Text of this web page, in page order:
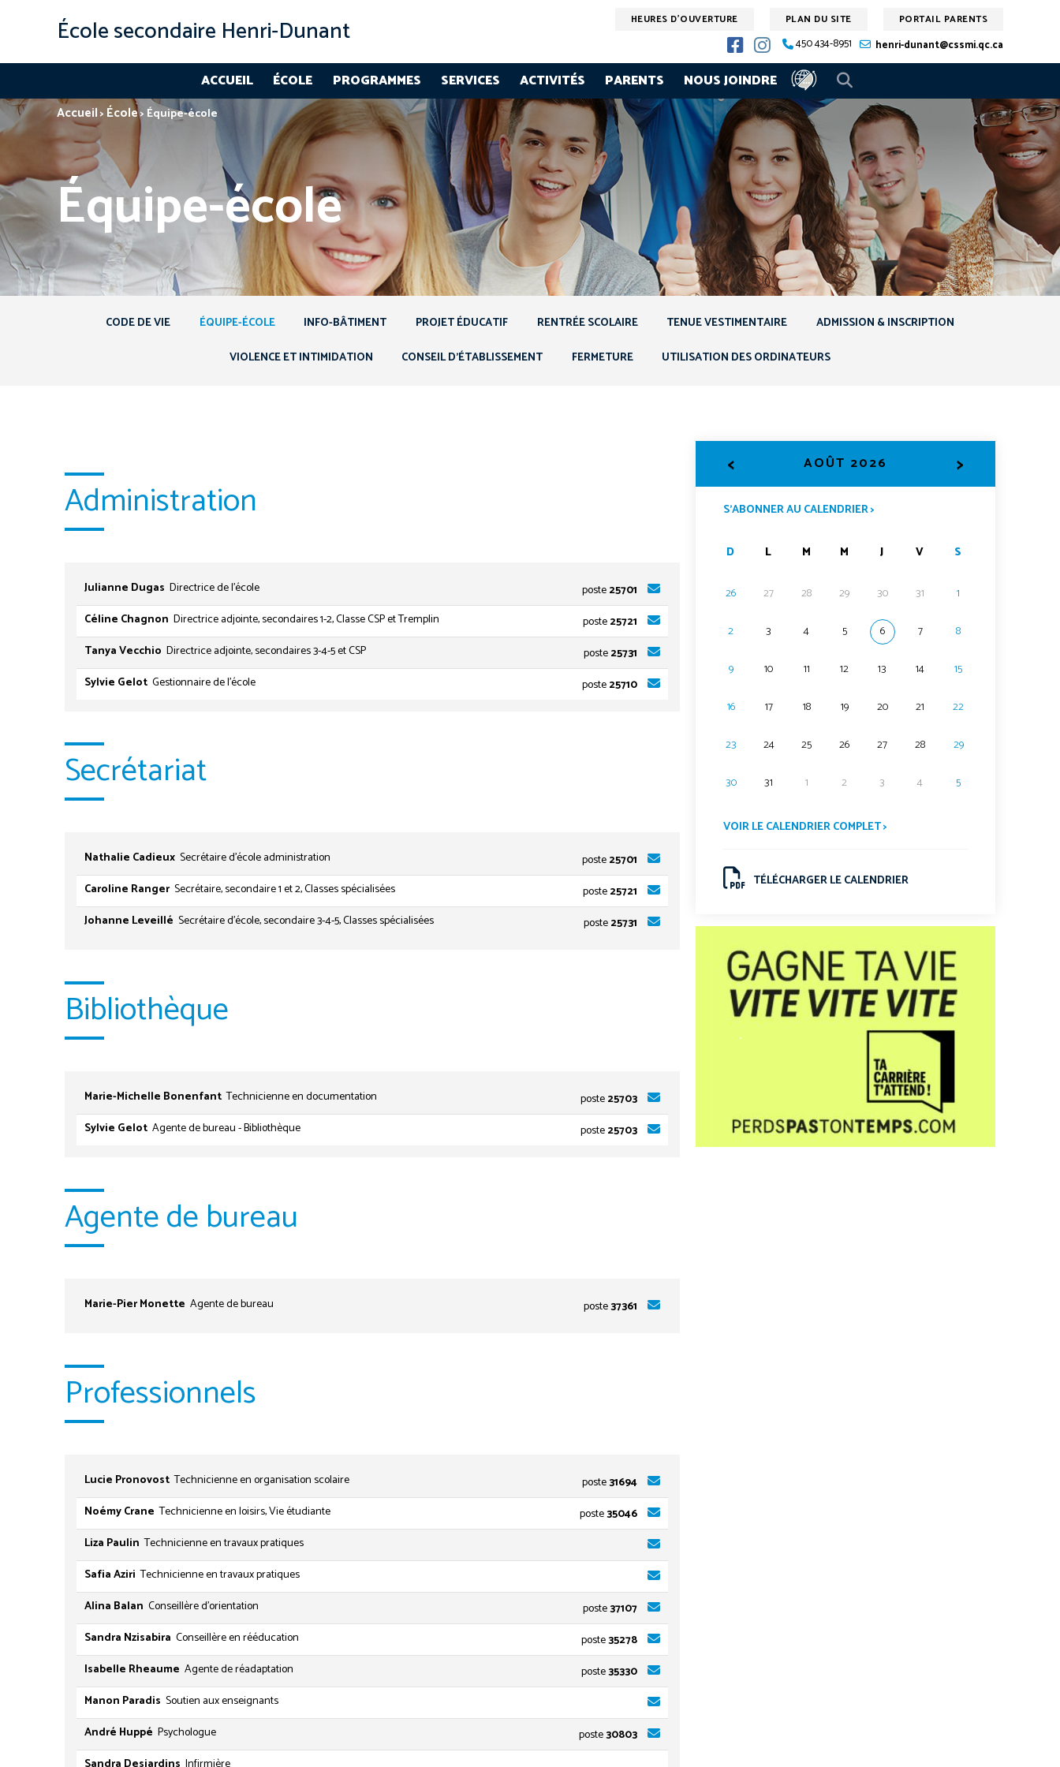
École secondaire Henri‑Dunant PLAN DU SITE PORTAIL PARENTS
HEURES D'OUVERTURE
450 434-8951 henri-dunant@cssmi.qc.ca
ACCUEIL ÉCOLE PROGRAMMES SERVICES ACTIVITÉS PARENTS NOUS JOINDRE
Accueil> École> Équipe-école
Équipe-école
CODE DE VIE ÉQUIPE-ÉCOLE INFO-BÂTIMENT PROJET ÉDUCATIF RENTRÉE SCOLAIRE TENUE VESTIMENTAIRE
ADMISSION & INSCRIPTION
VIOLENCE ET INTIMIDATION
CONSEIL D’ÉTABLISSEMENT FERMETURE UTILISATION DES ORDINATEURS
Administration
Julianne Dugas Directrice de l'école poste25701
Céline Chagnon Directrice adjointe, secondaires 1-2, Classe CSP et Tremplin poste25721
Tanya Vecchio Directrice adjointe, secondaires 3-4-5 et CSP poste25731
Sylvie Gelot Gestionnaire de l'école poste25710
Secrétariat
Nathalie Cadieux Secrétaire d'école administration poste25701
Caroline Ranger Secrétaire, secondaire 1 et 2, Classes spécialisées poste25721
Johanne Leveillé Secrétaire d'école, secondaire 3-4-5, Classes spécialisées poste25731
Bibliothèque
Marie-Michelle Bonenfant Technicienne en documentation poste25703
Sylvie Gelot Agente de bureau - Bibliothèque poste25703
Agente de bureau
Marie-Pier Monette Agente de bureau poste37361
Professionnels
Lucie Pronovost Technicienne en organisation scolaire poste31694
Noémy Crane Technicienne en loisirs, Vie étudiante poste35046
Liza Paulin Technicienne en travaux pratiques
Safia Aziri Technicienne en travaux pratiques
Alina Balan Conseillère d'orientation poste37107
Sandra Nzisabira Conseillère en rééducation poste35278
Isabelle Rheaume Agente de réadaptation poste35330
Manon Paradis Soutien aux enseignants
André Huppé Psychologue poste30803
< AOÛT 2026 >
S’ABONNER AU CALENDRIER >
D L M M J V S
26 27 28 29 30 31 1
2 3 4 5 6 7 8
9 10 11 12 13 14 15
16 17 18 19 20 21 22
23 24 25 26 27 28 29
30 31 1 2 3 4 5
VOIR LE CALENDRIER COMPLET >
TÉLÉCHARGER LE CALENDRIER
.